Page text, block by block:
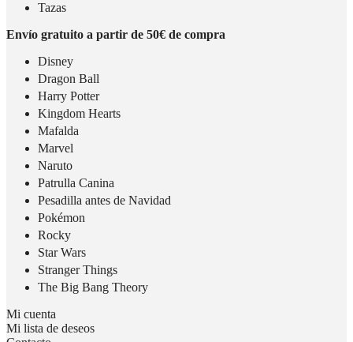
Tazas
Envío gratuito a partir de 50€ de compra
Disney
Dragon Ball
Harry Potter
Kingdom Hearts
Mafalda
Marvel
Naruto
Patrulla Canina
Pesadilla antes de Navidad
Pokémon
Rocky
Star Wars
Stranger Things
The Big Bang Theory
Mi cuenta
Mi lista de deseos